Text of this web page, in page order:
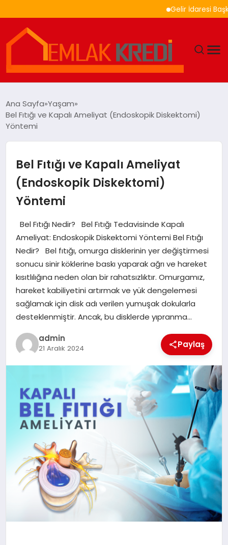
Gelir İdaresi Başkanlığı
EKONOMI
EĞITIM
MAGAZIN
SAĞLIK
SIYASET
SPOR
TEKNOLOJI
YAŞAM
Ana Sayfa Yaşam
Bel Fıtığı ve Kapalı Ameliyat (Endoskopik Diskektomi)
Yöntemi
Bel Fıtığı ve Kapalı Ameliyat
(Endoskopik Diskektomi)
Yöntemi
Bel Fıtığı Nedir? Bel Fıtığı Tedavisinde Kapalı
Ameliyat: Endoskopik Diskektomi Yöntemi Bel Fıtığı
Nedir? Bel fıtığı, omurga disklerinin yer değiştirmesi
sonucu sinir köklerine baskı yaparak ağrı ve hareket
kısıtlılığına neden olan bir rahatsızlıktır. Omurgamız,
hareket kabiliyetini artırmak ve yük dengelemesi
sağlamak için disk adı verilen yumuşak dokularla
desteklenmiştir. Ancak, bu disklerde yıpranma…
admin
21 Aralık 2024 Paylaş